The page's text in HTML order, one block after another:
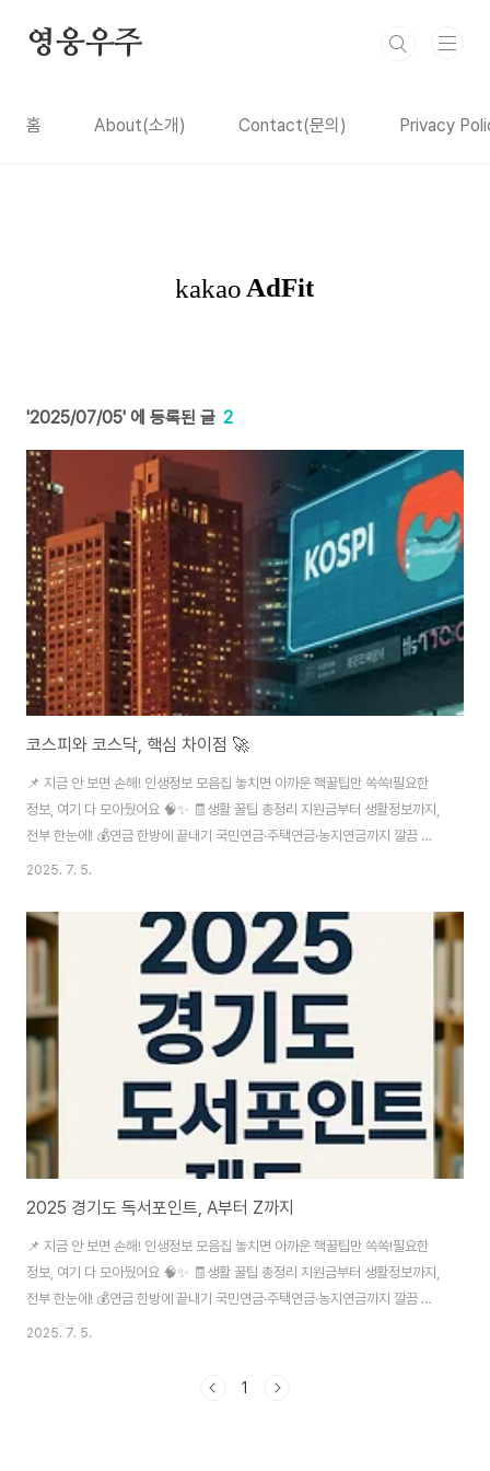
영웅우주
홈 About(소개) Contact(문의) Privacy
2025/07/05 2
코스피와 코스닥, 핵심 차이점 🚀
📌 지금 안 보면 손해! 인생정보 모음집 놓치면 아까운 핵꿀팁만 쏙쏙!필요한
정보, 여기 다 모아뒀어요 🧠✨ 🧾생활 꿀팁 총정리 지원금부터 생활정보까지,
전부 한눈에! 💰연금 한방에 끝내기 국민연금·주택연금·농지연금까지 깔끔 정
리! 🍎건강&식단 꿀팁 모음 몸이 먼저다! 건강정보 한곳에 싹 다 모았어요 💄
제 캘린더 이번 주말 어디 갈지 고민된다면? 축제 정보 모아놨어요! 📋 목차📊
코스피, 대한민국 대표 시장🌱 코스닥, 성장 기업의 등용문⚖️ 규모와 기업 유형
의 차이📝 상장 조건의 난이도 ..
2025. 7. 5.
2025 경기도 독서포인트, A부터 Z까지
📌 지금 안 보면 손해! 인생정보 모음집 놓치면 아까운 핵꿀팁만 쏙쏙!필요한
정보, 여기 다 모아뒀어요 🧠✨ 🧾생활 꿀팁 총정리 지원금부터 생활정보까지,
전부 한눈에! 💰연금 한방에 끝내기 국민연금·주택연금·농지연금까지 깔끔 정
리! 🍎건강&식단 꿀팁 모음 몸이 먼저다! 건강정보 한곳에 싹 다 모았어요 💄
2025. 7. 5.
1